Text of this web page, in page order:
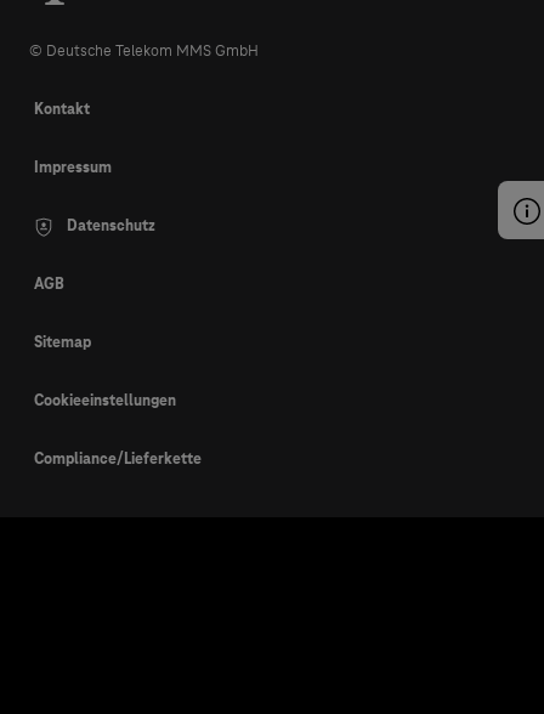
© Deutsche Telekom MMS GmbH
Kontakt
Impressum
Datenschutz
AGB
Sitemap
Cookieeinstellungen
Compliance/Lieferkette